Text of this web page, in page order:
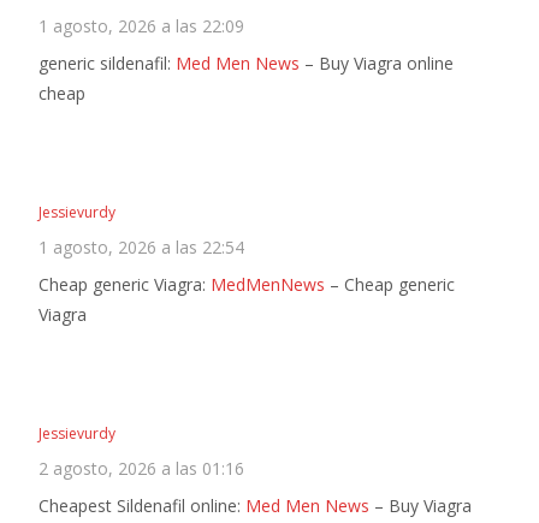
1 agosto, 2026 a las 22:09
generic sildenafil: Med Men News – Buy Viagra online
cheap
Jessievurdy
1 agosto, 2026 a las 22:54
Cheap generic Viagra: MedMenNews – Cheap generic
Viagra
Jessievurdy
2 agosto, 2026 a las 01:16
Cheapest Sildenafil online: Med Men News – Buy Viagra